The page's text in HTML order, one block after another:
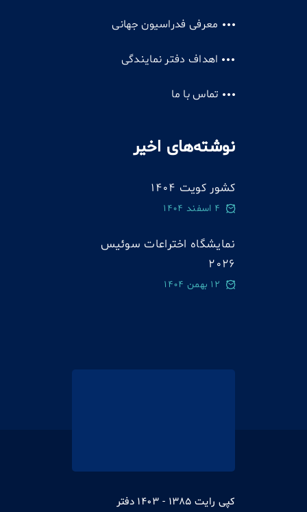
معرفی فدراسیون جهانی
اهداف دفتر نمایندگی
تماس با ما
نوشته‌های اخیر
کشور کویت 1404
4 اسفند 1404
نمایشگاه اختراعات سوئيس
2026
12 بهمن 1404
کپی رایت 1385 - 1403 دفتر